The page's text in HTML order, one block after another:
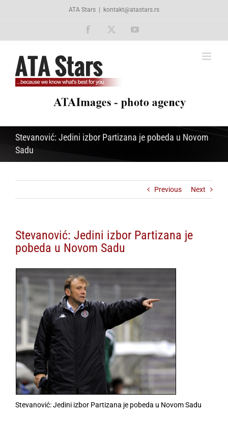
ATA Stars kontakt@atastars.rs
Facebook YouTube
Stevanović: Jedini izbor Partizana je pobeda u Novom
Sadu
Previous Next
Stevanović: Jedini izbor Partizana je
pobeda u Novom Sadu
Stevanović: Jedini izbor Partizana je pobeda u Novom Sadu